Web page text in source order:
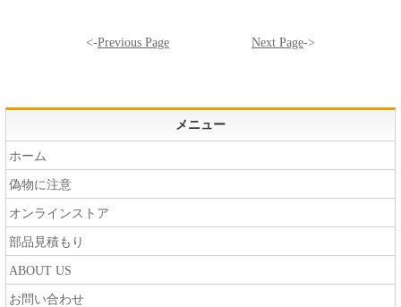
<-Previous Page Next Page->
メニュー
ホーム
偽物に注意
オンラインストア
部品見積もり
ABOUT US
お問い合わせ